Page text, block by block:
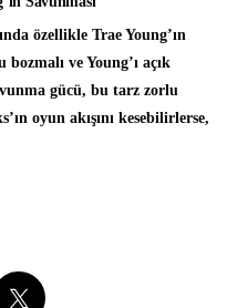
özellikle Trae Young’ın
ve Young’ı açık
gücü, bu tarz zorlu
oyun akışını kesebilirlerse,